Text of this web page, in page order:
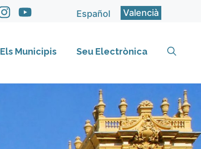
Español Valencià
Els Municipis Seu Electrònica